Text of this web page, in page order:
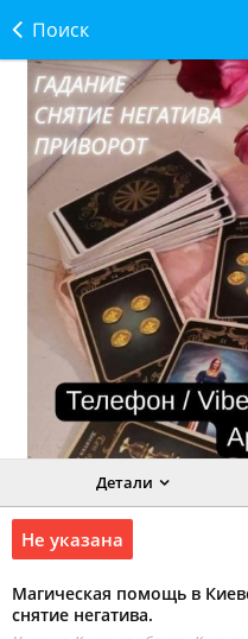
Поиск
Детали
Не указана
Магическая помощь в
снятие негатива.